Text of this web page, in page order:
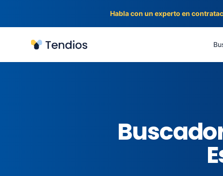
Habla con un experto en
Tendios